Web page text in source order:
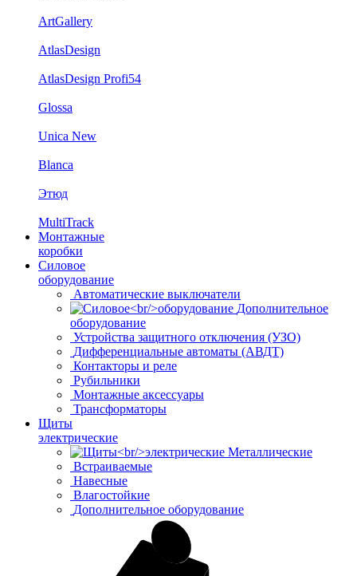
ArtGallery
AtlasDesign
AtlasDesign Profi54
Glossa
Unica New
Blanca
Этюд
MultiTrack
Монтажные
коробки
Силовое
оборудование
Автоматические выключатели
Дополнительное
оборудование
Устройства защитного отключения (УЗО)
Дифференциальные автоматы (АВДТ)
Контакторы и реле
Рубильники
Монтажные аксессуары
Трансформаторы
Щиты
электрические
Металлические
Встраиваемые
Навесные
Влагостойкие
Дополнительное оборудование